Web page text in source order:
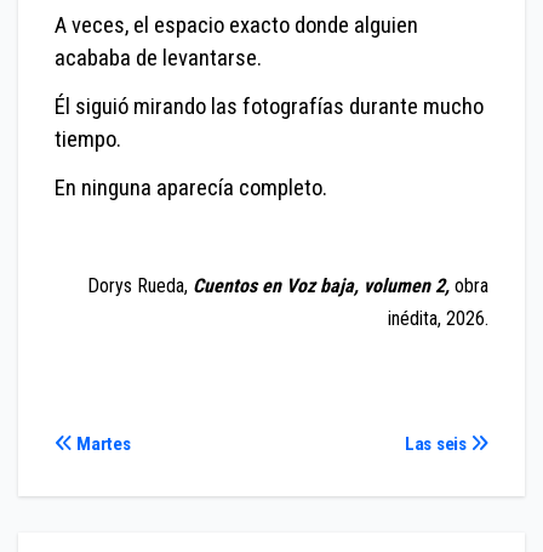
A veces, el espacio exacto donde alguien
acababa de levantarse.
Él siguió mirando las fotografías durante mucho
tiempo.
En ninguna aparecía completo.
Dorys Rueda, Cuentos en Voz baja, volumen 2, obra
inédita, 2026.
Navegación
de
Las seis
Martes